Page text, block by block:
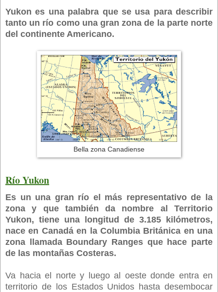
Yukon es una palabra que se usa para describir
tanto un río como una gran zona de la parte norte
del continente Americano.
Bella zona Canadiense
Río Yukon
Es un una gran río el más representativo de la
zona y que también da nombre al Territorio
Yukon, tiene una longitud de 3.185 kilómetros,
nace en Canadá en la Columbia Británica en una
zona llamada Boundary Ranges que hace parte
de las montañas Costeras.
Va hacia el norte y luego al oeste donde entra en
territorio de los Estados Unidos hasta desembocar